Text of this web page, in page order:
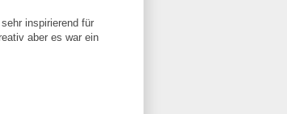
inspirierend für
aber es war ein